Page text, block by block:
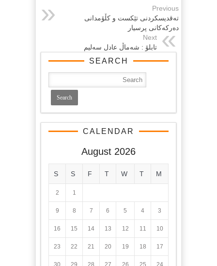
Previous
تەقدیسكردنى تێكست و كڵۆمدانى
دەركەكانى پرسیار
Next
تابلۆ : شه‌ماڵ عادل سه‌لیم
SEARCH
CALENDAR
August 2026
M
T
W
T
F
S
S
1
2
3
4
5
6
7
8
9
10
11
12
13
14
15
16
17
18
19
20
21
22
23
24
25
26
27
28
29
30